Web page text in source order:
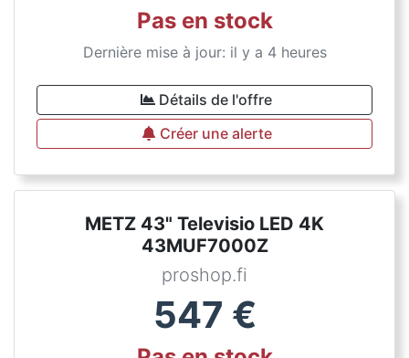
Pas en stock
Dernière mise à jour: il y a 4 heures
Détails de l'offre
Créer une alerte
METZ 43" Televisio LED 4K
43MUF7000Z
proshop.fi
547 €